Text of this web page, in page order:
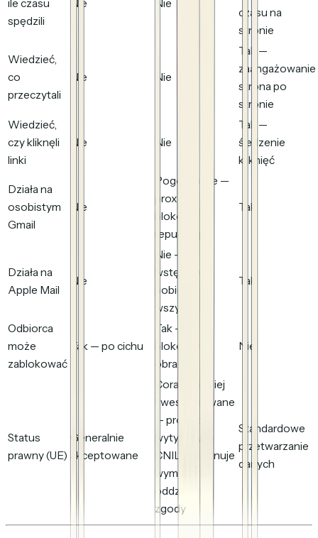
ile czasu
spędzili
Nie Nie
czasu na
stronie
Wiedzieć,
co
przeczytali
Nie Nie
Tak —
zaangażowanie
strona po
stronie
Wiedzieć,
czy kliknęli
linki
Nie Nie
Tak —
śledzenie
kliknięć
Działa na
osobistym
Gmail
Nie
Pogorszone —
proxy,
blokowanie
reputacyjne
Tak
Działa na
Apple Mail
Nie
Nie — MPP
wstępnie
pobiera
wszystko
Tak
Odbiorca
może
zablokować
Tak — po cichu
Tak —
blokowanie
obrazów
Nie
Status
prawny (UE)
Generalnie
akceptowane
Coraz bardziej
kwestionowane
— projekt
wytycznych
CNIL proponuje
wymaganie
oddzielnej
zgody
Standardowe
przetwarzanie
danych